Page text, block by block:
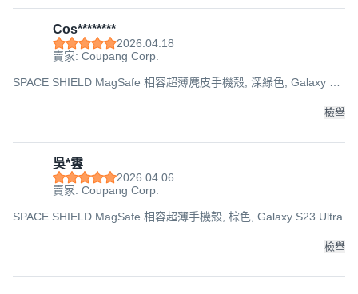
Cos********
2026.04.18
賣家: Coupang Corp.
SPACE SHIELD MagSafe 相容超薄麂皮手機殼, 深綠色, Galaxy Z
檢舉
吳*雲
2026.04.06
賣家: Coupang Corp.
SPACE SHIELD MagSafe 相容超薄手機殼, 棕色, Galaxy S23 Ultra
檢舉